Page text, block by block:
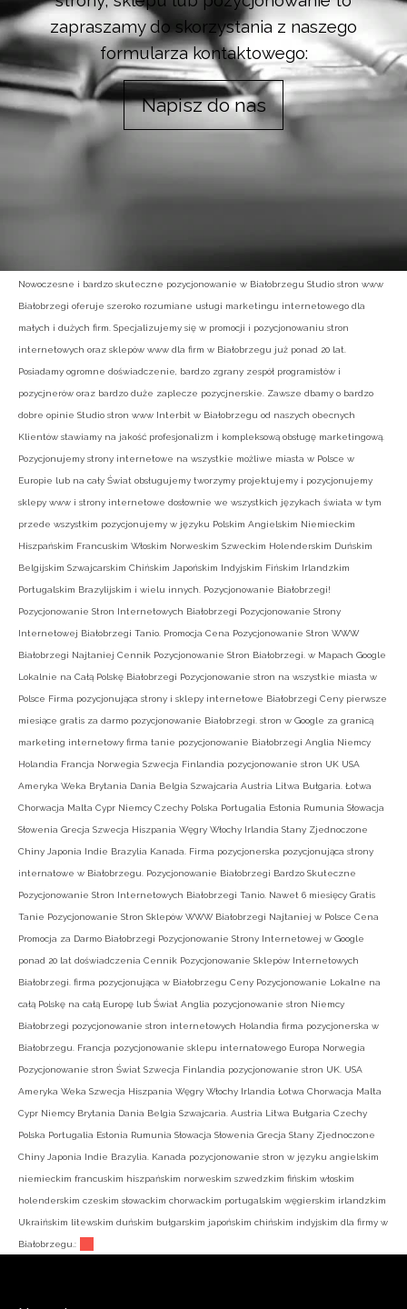
zapraszamy do skorzystania z naszego
formularza kontaktowego:
Napisz do nas
Nowoczesne i bardzo skuteczne pozycjonowanie w Białobrzegu Studio stron www
Białobrzegi oferuje szeroko rozumiane usługi marketingu internetowego dla
małych i dużych firm. Specjalizujemy się w promocji i pozycjonowaniu stron
internetowych oraz sklepów www dla firm w Białobrzegu już ponad 20 lat.
Posiadamy ogromne doświadczenie, bardzo zgrany zespół programistów i
pozycjnerów oraz bardzo duże zaplecze pozycjnerskie. Zawsze dbamy o bardzo
dobre opinie Studio stron www Interbit w Białobrzegu od naszych obecnych
Klientów stawiamy na jakość profesjonalizm i kompleksową obsługę marketingową.
Pozycjonujemy strony internetowe na wszystkie możliwe miasta w Polsce w
Europie lub na cały Świat obsługujemy tworzymy projektujemy i pozycjonujemy
sklepy www i strony internetowe dosłownie we wszystkich językach świata w tym
przede wszystkim pozycjonujemy w języku Polskim Angielskim Niemieckim
Hiszpańskim Francuskim Włoskim Norweskim Szweckim Holenderskim Duńskim
Belgijskim Szwajcarskim Chińskim Japońskim Indyjskim Fińskim Irlandzkim
Portugalskim Brazylijskim i wielu innych. Pozycjonowanie Białobrzegi!
Pozycjonowanie Stron Internetowych Białobrzegi Pozycjonowanie Strony
Internetowej Białobrzegi Tanio. Promocja Cena Pozycjonowanie Stron WWW
Białobrzegi Najtaniej Cennik Pozycjonowanie Stron Białobrzegi. w Mapach Google
Lokalnie na Całą Polskę Białobrzegi Pozycjonowanie stron na wszystkie miasta w
Polsce Firma pozycjonująca strony i sklepy internetowe Białobrzegi Ceny pierwsze
miesiące gratis za darmo pozycjonowanie Białobrzegi. stron w Google za granicą
marketing internetowy firma tanie pozycjonowanie Białobrzegi Anglia Niemcy
Holandia Francja Norwegia Szwecja Finlandia pozycjonowanie stron UK USA
Ameryka Weka Brytania Dania Belgia Szwajcaria Austria Litwa Bułgaria. Łotwa
Chorwacja Malta Cypr Niemcy Czechy Polska Portugalia Estonia Rumunia Słowacja
Słowenia Grecja Szwecja Hiszpania Węgry Włochy Irlandia Stany Zjednoczone
Chiny Japonia Indie Brazylia Kanada. Firma pozycjonerska pozycjonująca strony
internatowe w Białobrzegu. Pozycjonowanie Białobrzegi Bardzo Skuteczne
Pozycjonowanie Stron Internetowych Białobrzegi Tanio. Nawet 6 miesięcy Gratis
Tanie Pozycjonowanie Stron Sklepów WWW Białobrzegi Najtaniej w Polsce Cena
Promocja za Darmo Białobrzegi Pozycjonowanie Strony Internetowej w Google
ponad 20 lat doświadczenia Cennik Pozycjonowanie Sklepów Internetowych
Białobrzegi. firma pozycjonująca w Białobrzegu Ceny Pozycjonowanie Lokalne na
całą Polskę na całą Europę lub Świat Anglia pozycjonowanie stron Niemcy
Białobrzegi pozycjonowanie stron internetowych Holandia firma pozycjonerska w
Białobrzegu. Francja pozycjonowanie sklepu internatowego Europa Norwegia
Pozycjonowanie stron Świat Szwecja Finlandia pozycjonowanie stron UK. USA
Ameryka Weka Szwecja Hiszpania Węgry Włochy Irlandia Łotwa Chorwacja Malta
Cypr Niemcy Brytania Dania Belgia Szwajcaria. Austria Litwa Bułgaria Czechy
Polska Portugalia Estonia Rumunia Słowacja Słowenia Grecja Stany Zjednoczone
Chiny Japonia Indie Brazylia. Kanada pozycjonowanie stron w języku angielskim
niemieckim francuskim hiszpańskim norweskim szwedzkim fińskim włoskim
holenderskim czeskim słowackim chorwackim portugalskim węgierskim irlandzkim
Ukraińskim litewskim duńskim bułgarskim japońskim chińskim indyjskim dla firmy w
Białobrzegu.: